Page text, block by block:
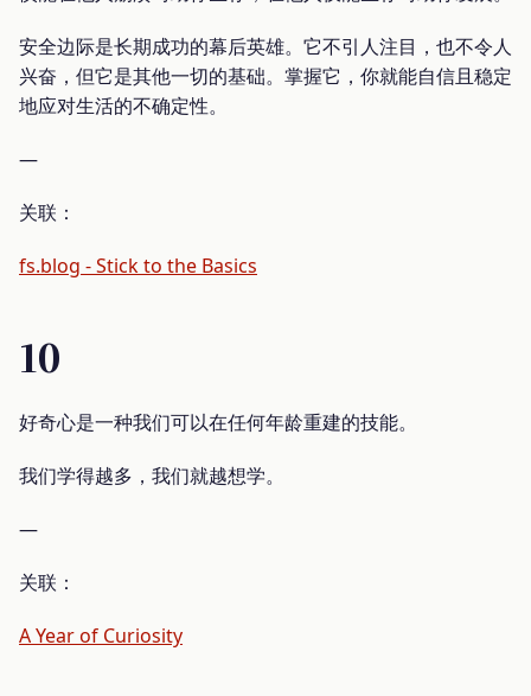
安全边际是长期成功的幕后英雄。它不引人注目，也不令人
兴奋，但它是其他一切的基础。掌握它，你就能自信且稳定
地应对生活的不确定性。
—
关联：
fs.blog - Stick to the Basics
10
好奇心是一种我们可以在任何年龄重建的技能。
我们学得越多，我们就越想学。
—
关联：
A Year of Curiosity